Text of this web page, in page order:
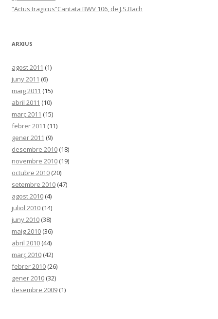
“Actus tragicus”Cantata BWV 106, de J.S.Bach
ARXIUS
agost 2011 (1)
juny 2011 (6)
maig 2011 (15)
abril 2011 (10)
març 2011 (15)
febrer 2011 (11)
gener 2011 (9)
desembre 2010 (18)
novembre 2010 (19)
octubre 2010 (20)
setembre 2010 (47)
agost 2010 (4)
juliol 2010 (14)
juny 2010 (38)
maig 2010 (36)
abril 2010 (44)
març 2010 (42)
febrer 2010 (26)
gener 2010 (32)
desembre 2009 (1)